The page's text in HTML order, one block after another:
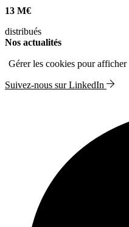
13 M€
distribués
Nos actualités
Gérer les cookies pour afficher
Suivez-nous sur LinkedIn